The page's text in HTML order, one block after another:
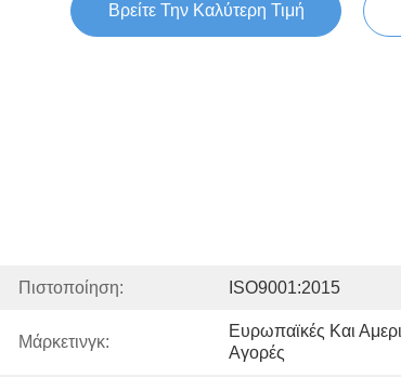
Βρείτε Την Καλύτερη Τιμή
Πιστοποίηση: ISO9001:2015
Μάρκετινγκ:
Ευρωπαϊκές Και
Αγορές